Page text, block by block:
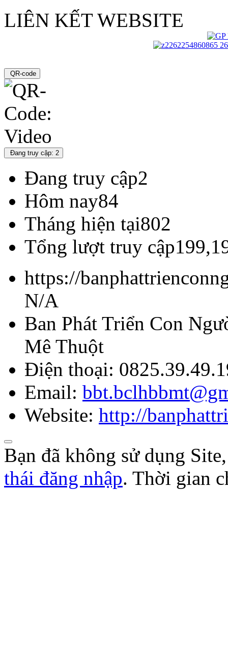
LIÊN KẾT WEBSITE
QR-code
Đang truy cập: 2
Đang truy cập2
Hôm nay84
Tháng hiện tại802
Tổng lượt truy cập
https://
N/A
Ban Phát Triển Con
Mê Thuột
Điện thoại:
Email:
Website: http://
Bạn đã không sử dụng
thái đăng nhập. Thời gian